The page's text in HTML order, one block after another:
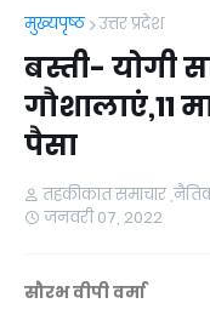
मुख्यपृष्ठ उत्तर प्रदेश
बस्ती- योगी
गौशालाएं,11
पैसा
तहकीकात समाचार
जनवरी 07, 2022
सौरभ वीपी वर्मा